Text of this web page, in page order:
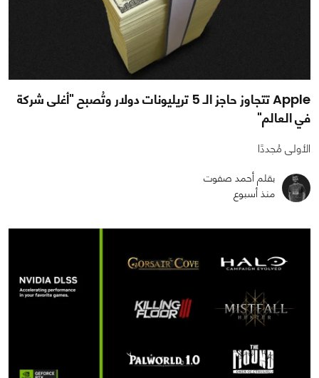
Apple تتجاوز حاجز الـ 5 تريليونات دولار وتُصبح "أغلى شركة
في العالم"
الأولى مُجددًا
بقلم أحمد صفوت
منذ أسبوع